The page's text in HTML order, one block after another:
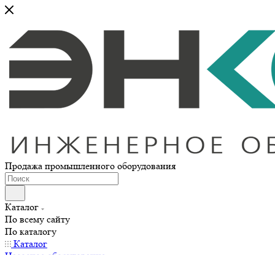
Продажа промышленного оборудования
Каталог
По всему сайту
По каталогу
Каталог